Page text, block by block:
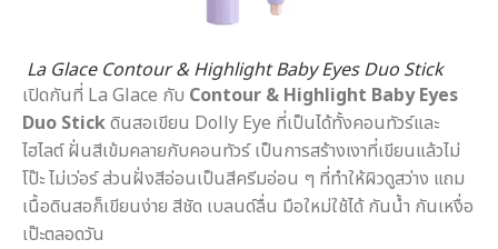
La Glace Contour & Highlight Baby Eyes Duo Stick
เปิดกันที่ La Glace กับ Contour & Highlight Baby Eyes
Duo Stickดินสอเขียน Dolly Eye ที่เป็นได้ทั้งคอนทัวร์และ
ไฮไลต์ ฝั่นสีเข้มคลายกับคอนทัวร์ เป็นการสร้างเงาที่เขียนแล้วไม่
โป๊ะ ไม่เว่อร์ ส่วนฝั่งสีอ่อนเป็นสีครีมอ่อน ๆ ที่ทำให้ผิวดูสว่าง แถม
เนื้อดินสอก็เขียนง่าย สีชัด เบลนด์ลื่น มือใหม่ใช้ได้ กันน้ำ กันเหงื่อ
เป๊ะตลอดวัน